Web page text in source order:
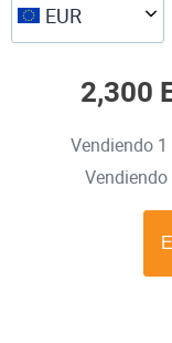
EUR
2,300
Vendiendo 1
Vendiendo